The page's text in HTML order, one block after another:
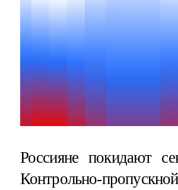
Россияне покидают
Контрольно-